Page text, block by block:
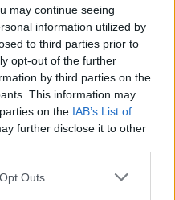
may continue seeing
information utilized by
to third parties prior to
opt-out of the further
by third parties on the
This information may
on the IAB’s List of
further disclose it to other
Outs